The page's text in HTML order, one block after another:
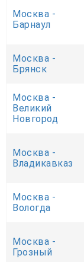
Москва -
Барнаул
Москва -
Брянск
Москва -
Великий
Новгород
Москва -
Владикавказ
Москва -
Вологда
Москва -
Грозный